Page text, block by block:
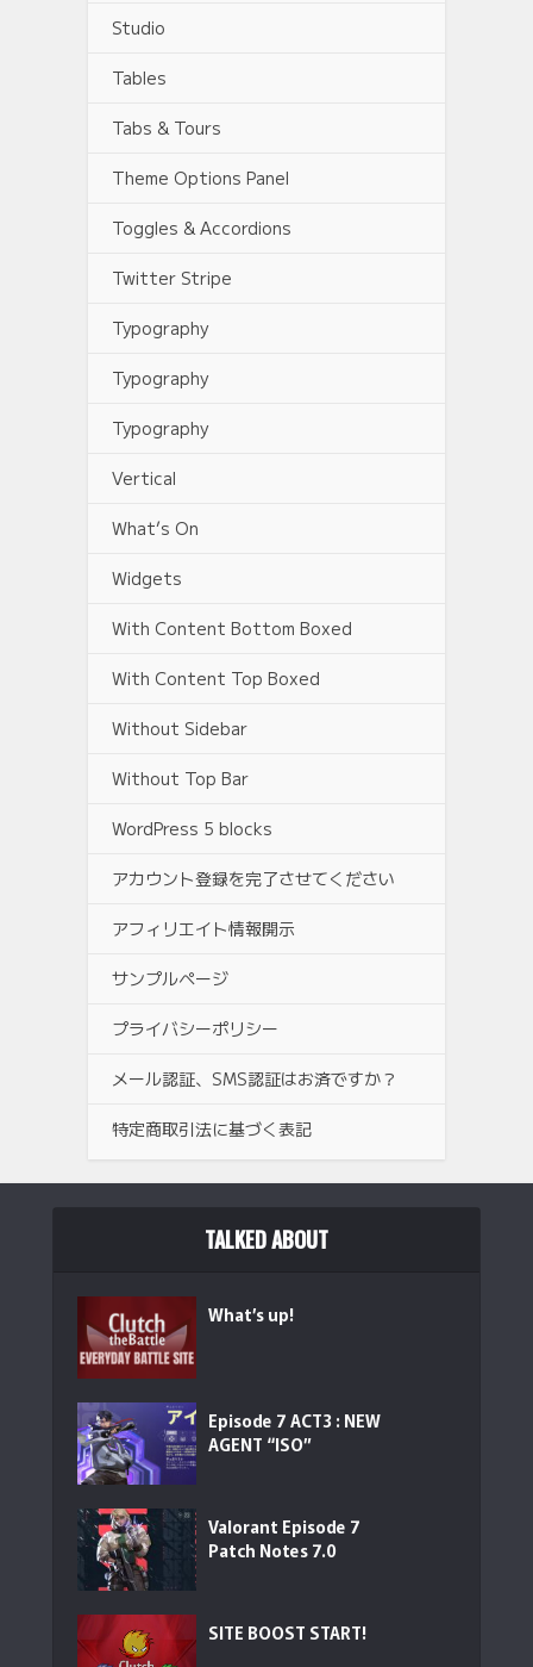
Studio
Tables
Tabs & Tours
Theme Options Panel
Toggles & Accordions
Twitter Stripe
Typography
Typography
Typography
Vertical
What’s On
Widgets
With Content Bottom Boxed
With Content Top Boxed
Without Sidebar
Without Top Bar
WordPress 5 blocks
アカウント登録を完了させてください
アフィリエイト情報開示
サンプルページ
プライバシーポリシー
メール認証、SMS認証はお済ですか？
特定商取引法に基づく表記
TALKED ABOUT
What’s up!
Episode 7 ACT3 : NEW
AGENT “ISO”
Valorant Episode 7
Patch Notes 7.0
SITE BOOST START!